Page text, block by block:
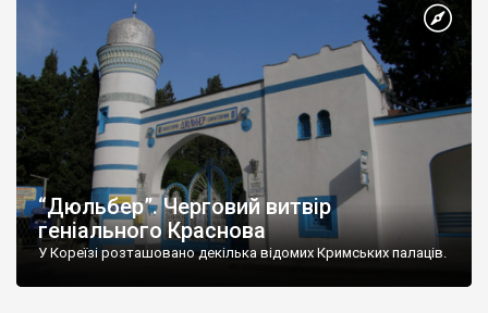
“Дюльбер”. Черговий витвір
геніального Краснова
У Кореїзі розташовано декілька відомих Кримських палаців.